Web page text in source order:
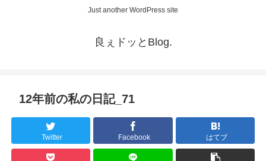
Just another WordPress site
良ぇドッとBlog.
12年前の私の日記_71
Twitter Facebook はてブ